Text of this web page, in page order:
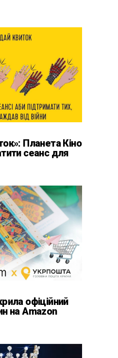
Планета Кіно
сеанс для
офіційний
на Amazon